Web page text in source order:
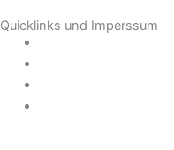
t
Quicklinks und Imperssum